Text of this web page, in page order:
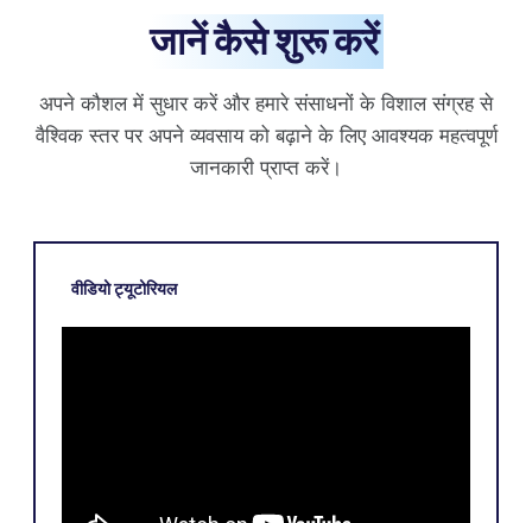
जानें कैसे शुरू करें
अपने कौशल में सुधार करें और हमारे संसाधनों के विशाल संग्रह से
वैश्विक स्तर पर अपने व्यवसाय को बढ़ाने के लिए आवश्यक महत्वपूर्ण
जानकारी प्राप्त करें।
वीडियो ट्यूटोरियल